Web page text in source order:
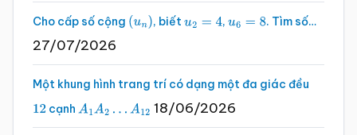
Cho cấp số cộng (un), biếtu2 =4 , u6 =8 . Tìm số…
27/07/2026
Một khung hình trang trí có dạng một đa giác đều
12 cạnh A1A2…A 12 18/06/2026